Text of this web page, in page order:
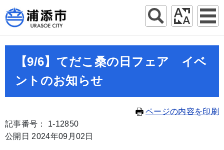
【9/6】てだこ桑の日フェア イベ
ントのお知らせ
ページの内容を印刷
記事番号： 1-12850
公開日 2024年09月02日